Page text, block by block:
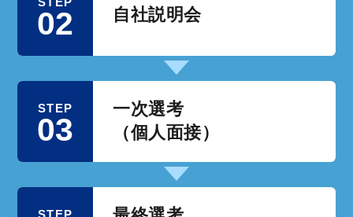
02 自社説明会
STEP
03
一次選考
（個人面接）
STEP